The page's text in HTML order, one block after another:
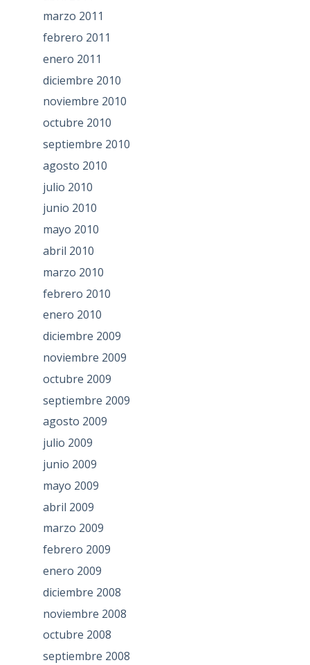
marzo 2011
febrero 2011
enero 2011
diciembre 2010
noviembre 2010
octubre 2010
septiembre 2010
agosto 2010
julio 2010
junio 2010
mayo 2010
abril 2010
marzo 2010
febrero 2010
enero 2010
diciembre 2009
noviembre 2009
octubre 2009
septiembre 2009
agosto 2009
julio 2009
junio 2009
mayo 2009
abril 2009
marzo 2009
febrero 2009
enero 2009
diciembre 2008
noviembre 2008
octubre 2008
septiembre 2008